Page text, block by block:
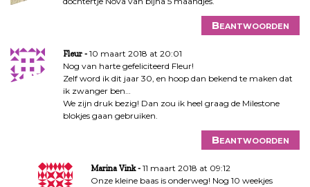
Beantwoorden
Fleur
10 maart 2018 at 20:01
Nog van harte gefeliciteerd Fleur!
Zelf word ik dit jaar 30, en hoop dan bekend te maken dat
ik zwanger ben…
We zijn druk bezig! Dan zou ik heel graag de Milestone
blokjes gaan gebruiken.
Beantwoorden
Marina Vink
11 maart 2018 at 09:12
Onze kleine baas is onderweg! Nog 10 weekjes